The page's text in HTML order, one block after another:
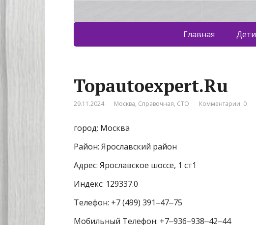
Главная Дети
Topautoexpert.Ru
29.11.2024 Москва, Справочная, СТО Комментарии: 0
город: Москва
Район: Ярославский район
Адрес: Ярославское шоссе, 1 ст1
Индекс: 129337.0
Телефон: +7 (499) 391‒47‒75
Мобильный Телефон: +7‒936‒938‒42‒44